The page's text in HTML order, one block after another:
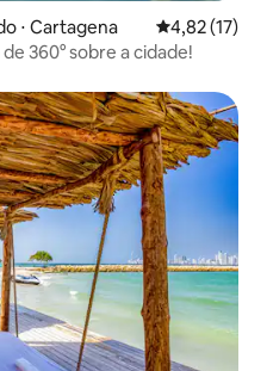
⋅ Cartagena 4,82 de uma
4,82 (17)
360° sobre a cidade!